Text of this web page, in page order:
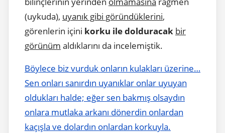
(uykuda), uyanık gibi göründüklerini,
görenlerin içini korku ile dolduracak bir
görünüm aldıklarını da incelemiştik.
Böylece biz vurduk onların kulakları üzerine…
Sen onları sanırdın uyanıklar onlar uyuyan
oldukları halde; eğer sen bakmış olsaydın
onlara mutlaka arkanı dönerdin onlardan
kaçışla ve dolardın onlardan korkuyla.